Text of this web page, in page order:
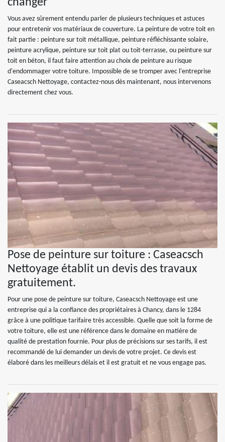
changer
Vous avez sûrement entendu parler de plusieurs techniques et astuces
pour entretenir vos matériaux de couverture. La peinture de votre toit en
fait partie : peinture sur toit métallique, peinture réfléchissante solaire,
peinture acrylique, peinture sur toit plat ou toit-terrasse, ou peinture sur
toit en béton, il faut faire attention au choix de peinture au risque
d'endommager votre toiture. Impossible de se tromper avec l'entreprise
Caseacsch Nettoyage, contactez-nous dès maintenant, nous intervenons
directement chez vous.
Pose de peinture sur toiture : Caseacsch
Nettoyage établit un devis des travaux
gratuitement.
Pour une pose de peinture sur toiture, Caseacsch Nettoyage est une
entreprise qui a la confiance des propriétaires à Chancy, dans le 1284
grâce à une politique tarifaire très accessible. Quelle que soit la forme de
votre toiture, elle est une référence dans le domaine en matière de
qualité de prestation fournie. Pour plus de précisions sur ses tarifs, il est
recommandé de lui demander un devis de votre projet. Ce devis est
élaboré dans les meilleurs délais et il est gratuit et ne vous engage pas.